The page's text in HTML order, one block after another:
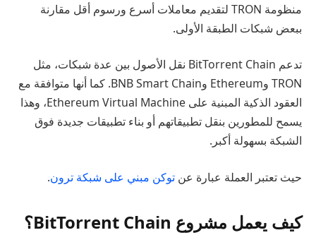
منظومة TRON لتقديم معاملات أسرع ورسوم أقل مقارنة
ببعض شبكات الطبقة الأولى.
تدعم BitTorrent Chain نقل الأصول بين عدة شبكات، مثل
TRON وEthereum وBNB Smart Chain. كما أنها متوافقة مع
العقود الذكية المبنية على Ethereum Virtual Machine، وهذا
يسمح للمطورين بنقل تطبيقاتهم أو بناء تطبيقات جديدة فوق
الشبكة بسهولة أكبر.
حيث تعتبر العملة عبارة عن توكن مبني على شبكة ترون.
كيف يعمل مشروع BitTorrent Chain؟